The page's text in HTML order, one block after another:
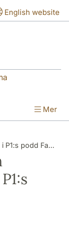
English website
Mer
podd Fabriken